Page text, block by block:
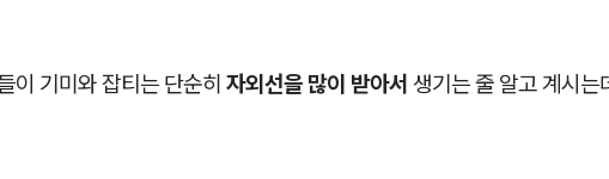
이 기미와 잡티는 단순히 자외선을 많이 받아서 생기는 줄 알고 계시는